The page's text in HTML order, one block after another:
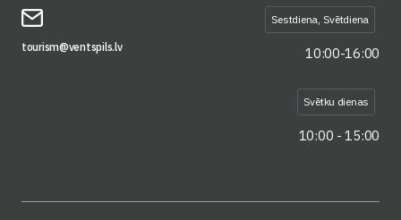
tourism@ventspils.lv
Sestdiena, Svētdiena
10:00-16:00
Svētku dienas
10:00 - 15:00